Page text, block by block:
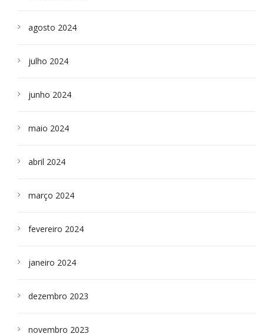
agosto 2024
julho 2024
junho 2024
maio 2024
abril 2024
março 2024
fevereiro 2024
janeiro 2024
dezembro 2023
novembro 2023